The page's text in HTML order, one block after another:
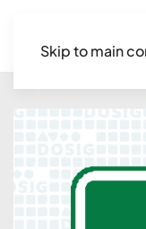
Skip to main